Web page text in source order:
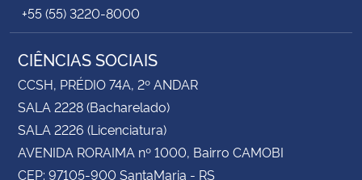
+55 (55) 3220-8000
CIÊNCIAS SOCIAIS
CCSH, PRÉDIO 74A, 2º ANDAR
SALA 2228 (Bacharelado)
SALA 2226 (Licenciatura)
AVENIDA RORAIMA nº 1000, Bairro CAMOBI
CEP: 97105-900 SantaMaria - RS